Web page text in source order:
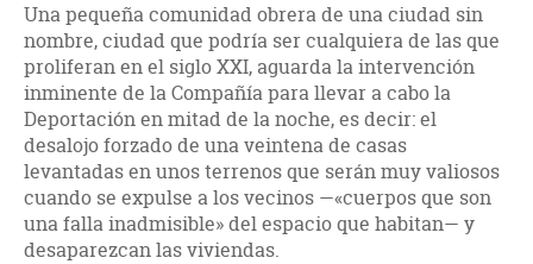
Una pequeña comunidad obrera de una ciudad sin
nombre, ciudad que podría ser cualquiera de las que
proliferan en el siglo XXI, aguarda la intervención
inminente de la Compañía para llevar a cabo la
Deportación en mitad de la noche, es decir: el
desalojo forzado de una veintena de casas
levantadas en unos terrenos que serán muy valiosos
cuando se expulse a los vecinos —«cuerpos que son
una falla inadmisible» del espacio que habitan— y
desaparezcan las viviendas.